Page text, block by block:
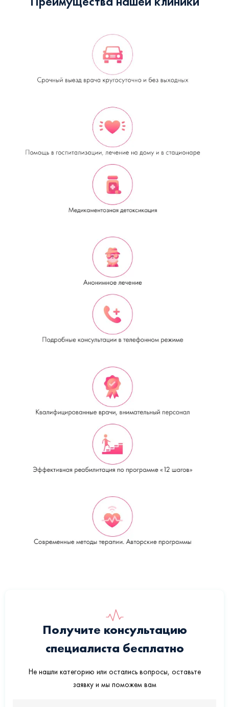
Получите консультацию
специалиста бесплатно
Не нашли категорию или остались вопросы, оставьте
заявку и мы поможем вам